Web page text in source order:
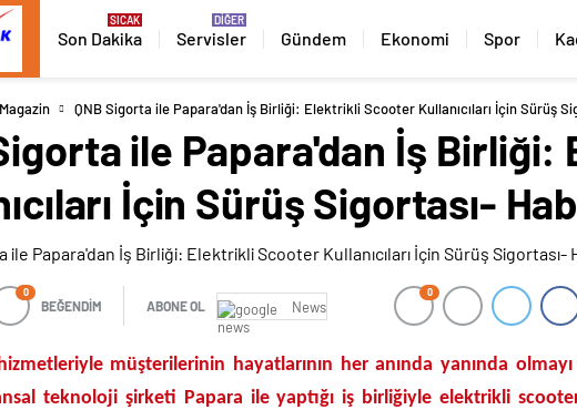
Son Dakika Servisler Gündem Ekonomi Spor
Magazin QNB Sigorta ile Papara'dan İş Birliği: Elektrikli Scooter Kullanıcıları İçin Sürüş
ile Papara'dan İş
İçin Sürüş Sigortası-
0
BEĞENDİM ABONE OL News
0
müşterilerinin hayatlarının her anında yanında
teknoloji şirketi Papara ile yaptığı iş birliğiyle elektrikli scooter